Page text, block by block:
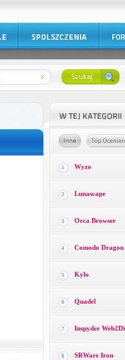
1 Wyzo
2 Lunascape
3 Orca Browser
4 Comodo
5 Kylo
6 Quadel
7 Inspyder
8 SRWare Iron